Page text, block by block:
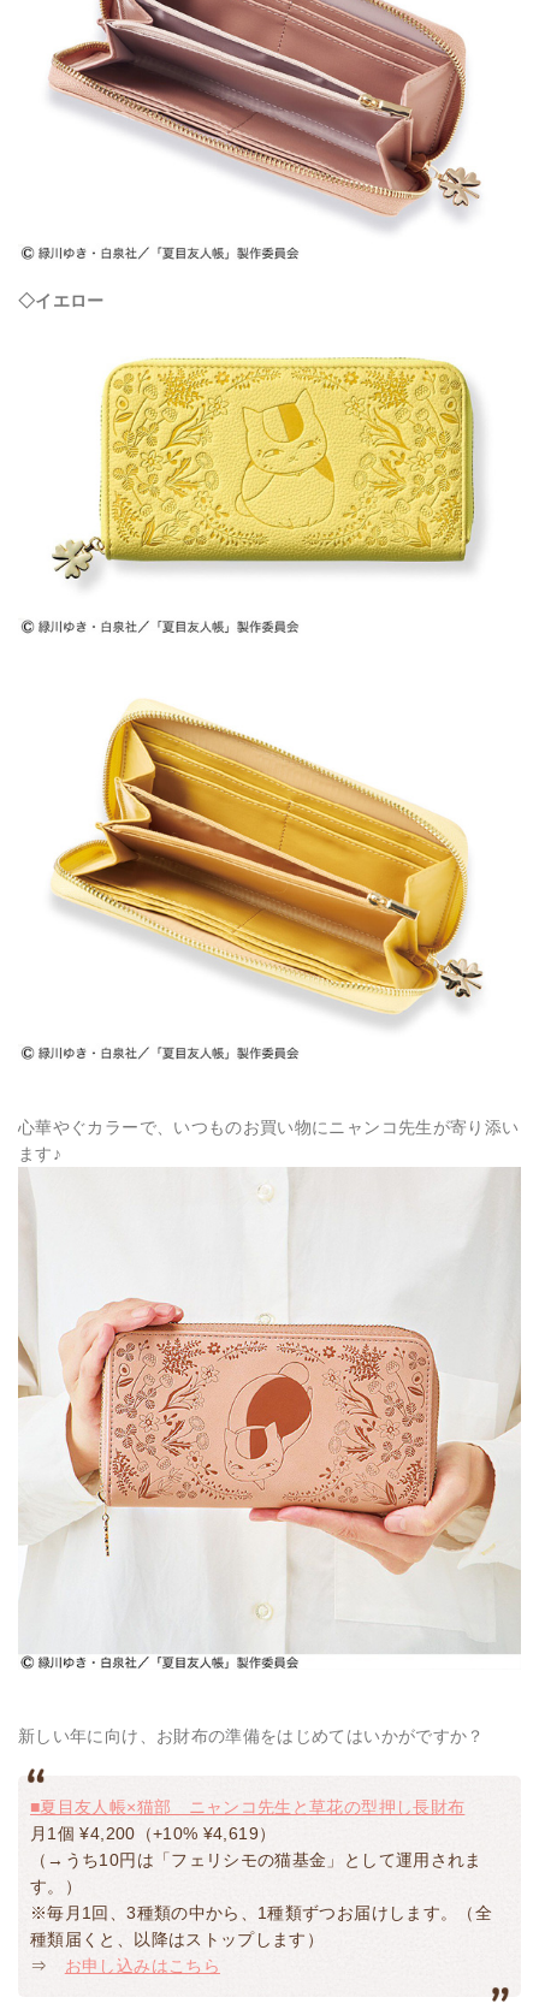
◇イエロー
心華やぐカラーで、いつものお買い物にニャンコ先生が寄り添い
ます♪
新しい年に向け、お財布の準備をはじめてはいかがですか？
■夏目友人帳×猫部 ニャンコ先生と草花の型押し長財布
月1個 ¥4,200（+10% ¥4,619）
（→うち10円は「フェリシモの猫基金」として運用されま
す。）
※毎月1回、3種類の中から、1種類ずつお届けします。（全
種類届くと、以降はストップします）
⇒ お申し込みはこちら